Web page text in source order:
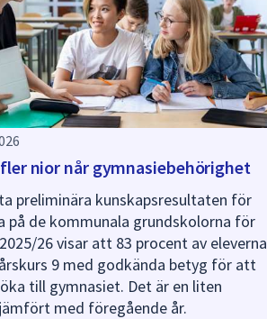
nior når gymnasiebehörighet
preliminära kunskapsresultaten för
på de kommunala grundskolorna för
26 visar att 83 procent av eleverna
9 med godkända betyg för att
till gymnasiet. Det är en liten
med föregående år.